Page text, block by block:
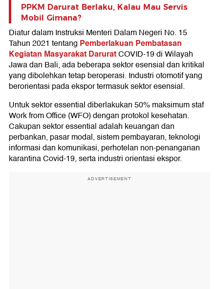
PPKM Darurat Berlaku, Kalau Mau Servis
Mobil Gimana?
Diatur dalam Instruksi Menteri Dalam Negeri No. 15
Tahun 2021 tentang Pemberlakuan Pembatasan
Kegiatan Masyarakat DaruratCOVID-19 di Wilayah
Jawa dan Bali, ada beberapa sektor esensial dan kritikal
yang dibolehkan tetap beroperasi. Industri otomotif yang
berorientasi pada ekspor termasuk sektor esensial.
Untuk sektor essential diberlakukan 50% maksimum staf
Work from Office (WFO) dengan protokol kesehatan.
Cakupan sektor essential adalah keuangan dan
perbankan, pasar modal, sistem pembayaran, teknologi
informasi dan komunikasi, perhotelan non-penanganan
karantina Covid-19, serta industri orientasi ekspor.
ADVERTISEMENT